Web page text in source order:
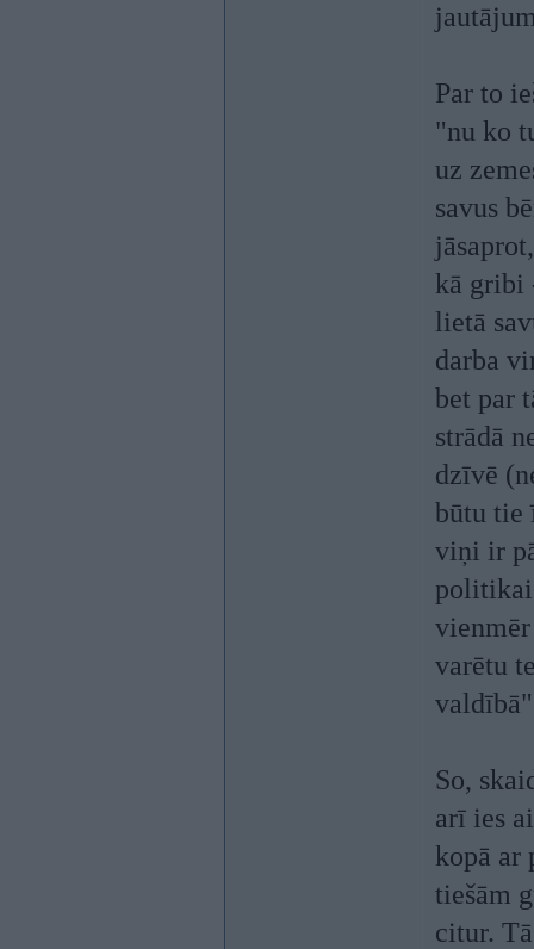
Par to
"nu ko
uz
savus
kā gribi
lietā
darba
bet par
strādā
dzīvē
būtu tie
viņi ir
varētu
So,
arī ies
kopā ar
tiešām
citur.